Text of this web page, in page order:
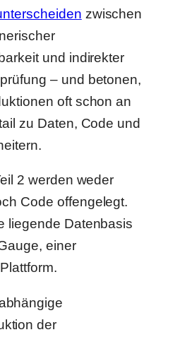
zwischen
und indirekter
– und betonen,
oft schon an
zu Daten, Code und
2 werden weder
Code offengelegt.
liegende Datenbasis
einer
der